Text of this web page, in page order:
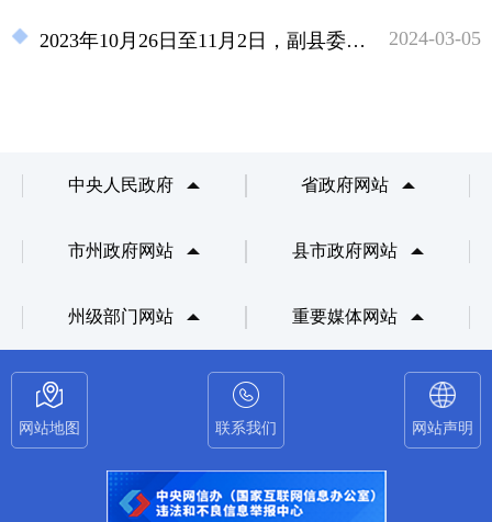
2023年10月26日至11月2日，副县委常委 副县长张涛陪同洛绒丹巴常务深入23个乡镇开展乡村振兴调研工作 2024-03-05
中央人民政府 省政府网站
市州政府网站 县市政府网站
州级部门网站 重要媒体网站
网站地图 联系我们 网站声明